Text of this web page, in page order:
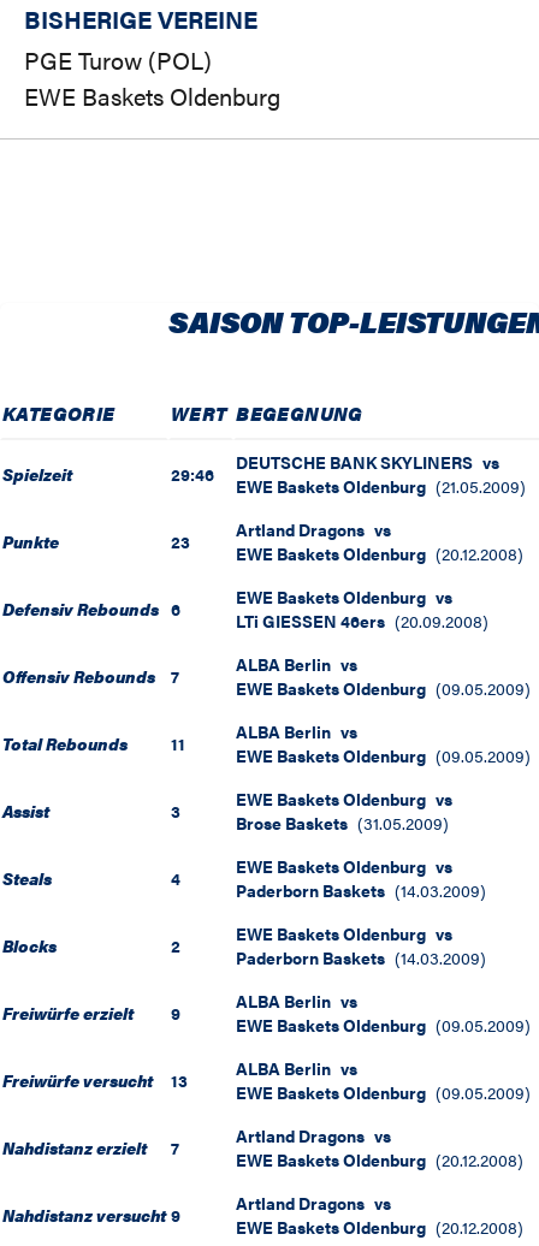
BISHERIGE VEREINE
PGE Turow (POL)
EWE Baskets Oldenburg
SAISON TOP-
KATEGORIE WERT BEGEGNUNG
Spielzeit 29:46 DEUTSCHE BANK SKYLINERS vs
EWE Baskets Oldenburg (21.05.2009)
Punkte 23 Artland Dragons vs
EWE Baskets Oldenburg (20.12.2008)
Defensiv Rebounds 6 EWE Baskets Oldenburg vs
LTi GIESSEN 46ers (20.09.2008)
Offensiv Rebounds 7 ALBA Berlin vs
EWE Baskets Oldenburg (09.05.2009)
Total Rebounds 11 ALBA Berlin vs
EWE Baskets Oldenburg (09.05.2009)
Assist 3 EWE Baskets Oldenburg vs
Brose Baskets (31.05.2009)
Steals 4 EWE Baskets Oldenburg vs
Paderborn Baskets (14.03.2009)
Blocks 2 EWE Baskets Oldenburg vs
Paderborn Baskets (14.03.2009)
Freiwürfe erzielt 9 ALBA Berlin vs
EWE Baskets Oldenburg (09.05.2009)
Freiwürfe versucht 13 ALBA Berlin vs
EWE Baskets Oldenburg (09.05.2009)
Nahdistanz erzielt 7 Artland Dragons vs
EWE Baskets Oldenburg (20.12.2008)
Nahdistanz versucht 9 Artland Dragons vs
EWE Baskets Oldenburg (20.12.2008)